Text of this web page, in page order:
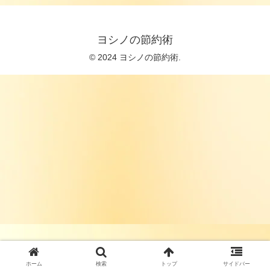
ヨシノの節約術
© 2024 ヨシノの節約術.
ホーム 検索 トップ サイドバー